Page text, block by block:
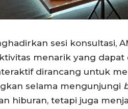
sesi konsultasi,
menarik yang
dirancang untuk
selama mengunjungi
hiburan, tetapi juga